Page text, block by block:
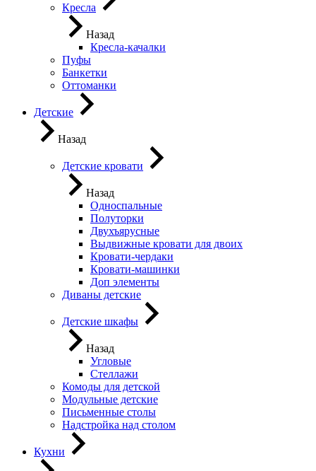
Кресла
Назад
Кресла-качалки
Пуфы
Банкетки
Оттоманки
Детские
Назад
Детские кровати
Назад
Односпальные
Полуторки
Двухъярусные
Выдвижные кровати для двоих
Кровати-чердаки
Кровати-машинки
Доп элементы
Диваны детские
Детские шкафы
Назад
Угловые
Стеллажи
Комоды для детской
Модульные детские
Письменные столы
Надстройка над столом
Кухни